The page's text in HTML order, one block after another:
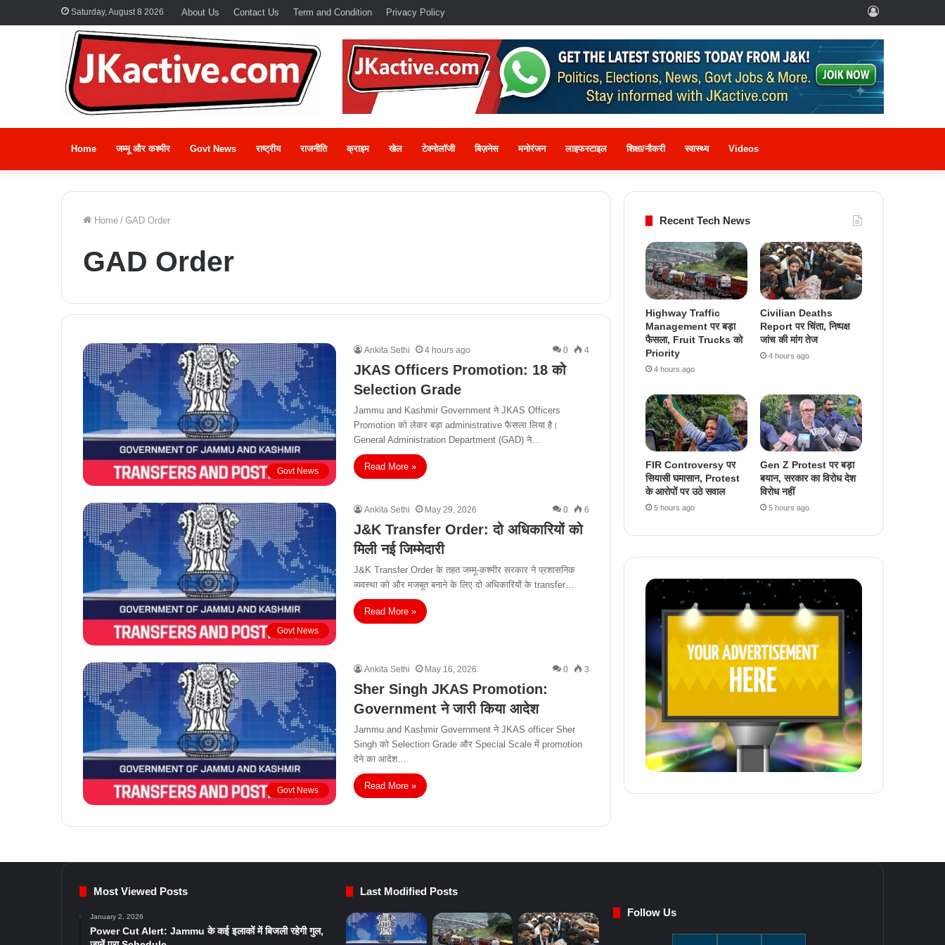
Saturday, August 8 2026 About Us Contact Us Term and Condition Privacy Policy
In
Home जम्मू और कश्मीर Govt News राष्ट्रीय राजनीति क्राइम खेल टेक्नोलॉजी बिज़नेस मनोरंजन लाइफस्टाइल शिक्षा/नौकरी स्वास्थ्य Videos
Home / GAD Order
GAD Order
Govt News
Ankita Sethi 4 hours ago 0 4
JKAS Officers Promotion: 18 को
Selection Grade
Jammu and Kashmir Government ने JKAS Officers
Promotion को लेकर बड़ा administrative फैसला लिया है।
General Administration Department (GAD) ने…
Read More »
Govt News
Ankita Sethi May 29, 2026 0 6
J&K Transfer Order: दो अधिकारियों को
मिली नई जिम्मेदारी
J&K Transfer Order के तहत जम्मू-कश्मीर सरकार ने प्रशासनिक
व्यवस्था को और मजबूत बनाने के लिए दो अधिकारियों के transfer…
Read More »
Govt News
Ankita Sethi May 16, 2026 0 3
Sher Singh JKAS Promotion:
Government ने जारी किया आदेश
Jammu and Kashmir Government ने JKAS officer Sher
Singh को Selection Grade और Special Scale में promotion
देने का आदेश…
Read More »
Recent Tech News
Highway Traffic
Management पर बड़ा
फैसला, Fruit Trucks को
Priority
4 hours ago
Civilian Deaths
Report पर चिंता, निष्पक्ष
जांच की मांग तेज
4 hours ago
FIR Controversy पर
सियासी घमासान, Protest
के आरोपों पर उठे सवाल
5 hours ago
Gen Z Protest पर बड़ा
बयान, सरकार का विरोध देश
विरोध नहीं
5 hours ago
Most Viewed Posts
January 2, 2026
Power Cut Alert: Jammu के कई इलाकों में बिजली रहेगी गुल,
Last Modified Posts
Follow Us